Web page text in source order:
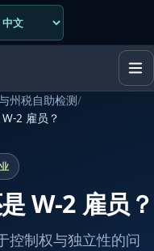
州税自助检测/
2 雇员？
W-2 雇员？
控制权与独立性的问